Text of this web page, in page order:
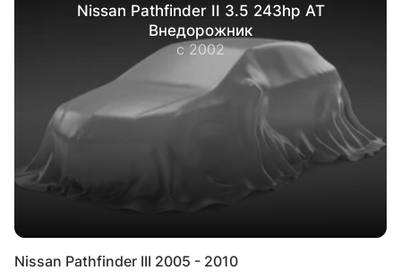
Nissan Pathfinder II 3.5 243hp AT
Внедорожник
с 2002
Nissan Pathfinder III 2005 - 2010